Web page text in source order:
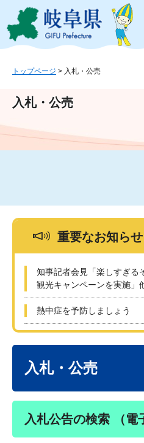
ジ
ュ
文
このページ
トップページ > 入札・公売
入札・公売
重要なお知らせ
知事記者会見「楽しすぎる
観光キャンペーンを実施」
熱中症を予防しましょう
入札・公売
入札公告の検索 （電